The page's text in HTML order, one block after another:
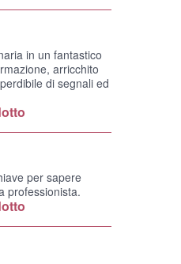
in un fantastico
arricchito
di segnali ed
per sapere
professionista.